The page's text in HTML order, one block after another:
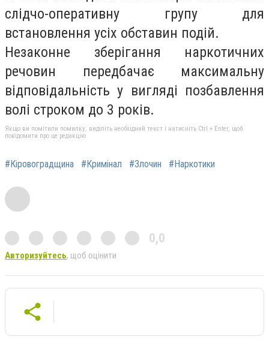
слідчо-оперативну групу для
встановлення усіх обставин подій.
Незаконне зберігання наркотичних
речовин передбачає максимальну
відповідальність у вигляді позбавлення
волі строком до 3 років.
Якщо ви помітили помилку, виділіть необхідний текст і натисніть Ctrl + Enter, щоб
повідомити про це редакцію
#Кіровоградщина #Кримінал #Злочин #Наркотики
0,0
Авторизуйтесь, щоб оцінити